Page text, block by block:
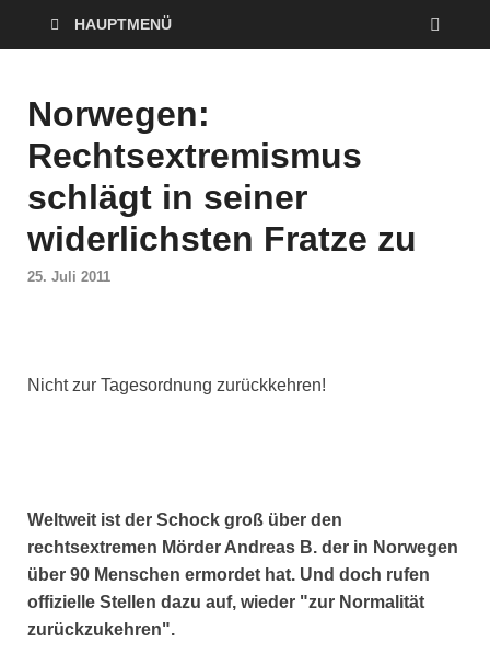
HAUPTMENÜ
Norwegen:
Rechtsextremismus
schlägt in seiner
widerlichsten Fratze zu
25. Juli 2011
Nicht zur Tagesordnung zurückkehren!
Weltweit ist der Schock groß über den
rechtsextremen Mörder Andreas B. der in Norwegen
über 90 Menschen ermordet hat. Und doch rufen
offizielle Stellen dazu auf, wieder "zur Normalität
zurückzukehren".